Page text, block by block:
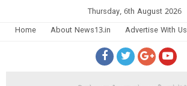
Thursday, 6th August 2026
Home
About News13.in Advertise With Us